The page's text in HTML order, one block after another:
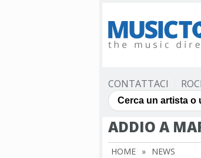
CONTATTACI
ADDIO A
HOME » NEWS